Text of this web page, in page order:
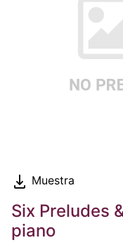
Muestra
Six Preludes
piano